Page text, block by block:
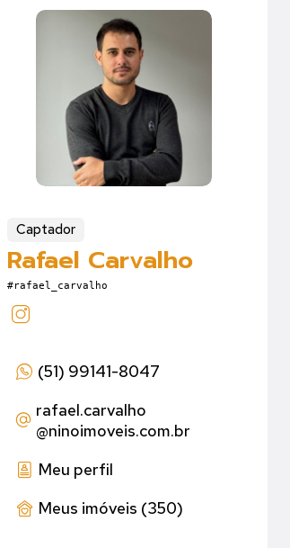
Captador
Rafael Carvalho
#rafael_carvalho
(51) 99141-8047
rafael.carvalho
@ninoimoveis.com.br
Meu perfil
Meus imóveis (350)